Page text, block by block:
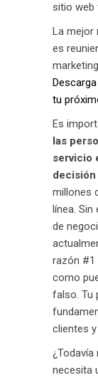
sitio web
La mejor
es
tu
Es
las
servicio
decisión
millones
línea. Sin
de
razón #1
como
falso. Tu
clientes
necesita